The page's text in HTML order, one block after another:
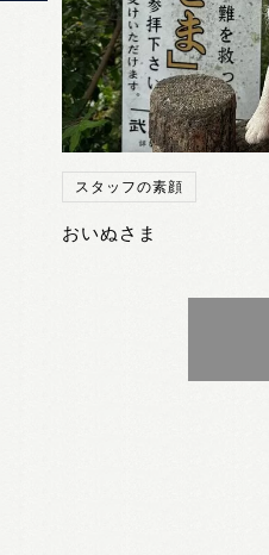
スタッフの素顔
おいぬさま